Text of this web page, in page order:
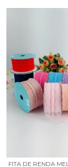
FITA DE RENDA